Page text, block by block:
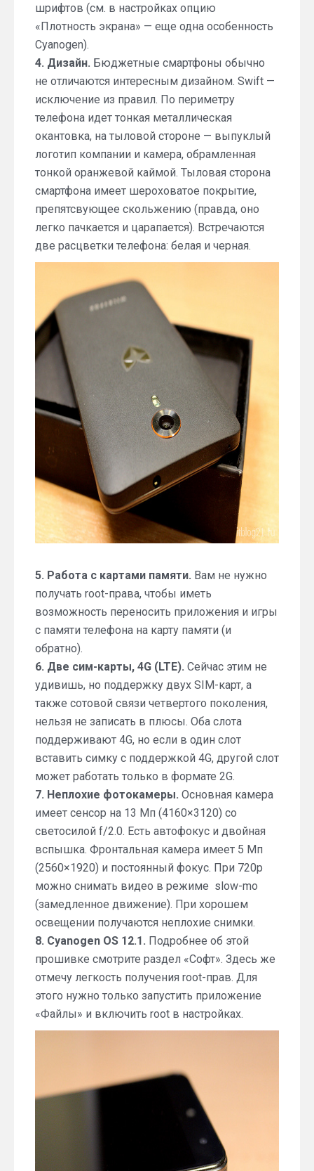
шрифтов (см. в настройках опцию
«Плотность экрана» — еще одна особенность
Cyanogen).
4. Дизайн. Бюджетные смартфоны обычно
не отличаются интересным дизайном. Swift —
исключение из правил. По периметру
телефона идет тонкая металлическая
окантовка, на тыловой стороне — выпуклый
логотип компании и камера, обрамленная
тонкой оранжевой каймой. Тыловая сторона
смартфона имеет шероховатое покрытие,
препятсвующее скольжению (правда, оно
легко пачкается и царапается). Встречаются
две расцветки телефона: белая и черная.
5. Работа с картами памяти. Вам не нужно
получать root-права, чтобы иметь
возможность переносить приложения и игры
с памяти телефона на карту памяти (и
обратно).
6. Две сим-карты, 4G (LTE). Сейчас этим не
удивишь, но поддержку двух SIM-карт, а
также сотовой связи четвертого поколения,
нельзя не записать в плюсы. Оба слота
поддерживают 4G, но если в один слот
вставить симку с поддержкой 4G, другой слот
может работать только в формате 2G.
7. Неплохие фотокамеры. Основная камера
имеет сенсор на 13 Мп (4160×3120) со
светосилой f/2.0. Есть автофокус и двойная
вспышка. Фронтальная камера имеет 5 Мп
(2560×1920) и постоянный фокус. При 720p
можно снимать видео в режиме slow-mo
(замедленное движение). При хорошем
освещении получаются неплохие снимки.
8. Cyanogen OS 12.1. Подробнее об этой
прошивке смотрите раздел «Софт». Здесь же
отмечу легкость получения root-прав. Для
этого нужно только запустить приложение
«Файлы» и включить root в настройках.